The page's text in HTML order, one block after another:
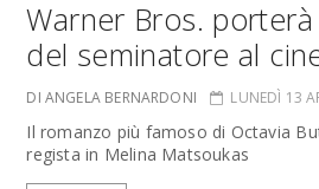
Warner Bros.
del seminatore al
DI ANGELA BERNARDONI LUNEDÌ 13
Il romanzo più famoso di Octavia
regista in Melina Matsoukas